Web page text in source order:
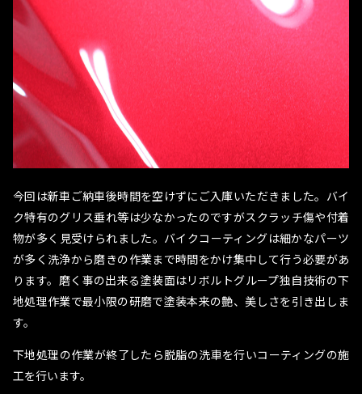
今回は新車ご納車後時間を空けずにご入庫いただきました。バイ
ク特有のグリス垂れ等は少なかったのですがスクラッチ傷や付着
物が多く見受けられました。バイクコーティングは細かなパーツ
が多く洗浄から磨きの作業まで時間をかけ集中して行う必要があ
ります。磨く事の出来る塗装面はリボルトグループ独自技術の下
地処理作業で最小限の研磨で塗装本来の艶、美しさを引き出しま
す。
下地処理の作業が終了したら脱脂の洗車を行いコーティングの施
工を行います。